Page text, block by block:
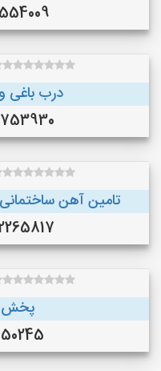
درب باغی
تامین آهن
09112265817
پخش